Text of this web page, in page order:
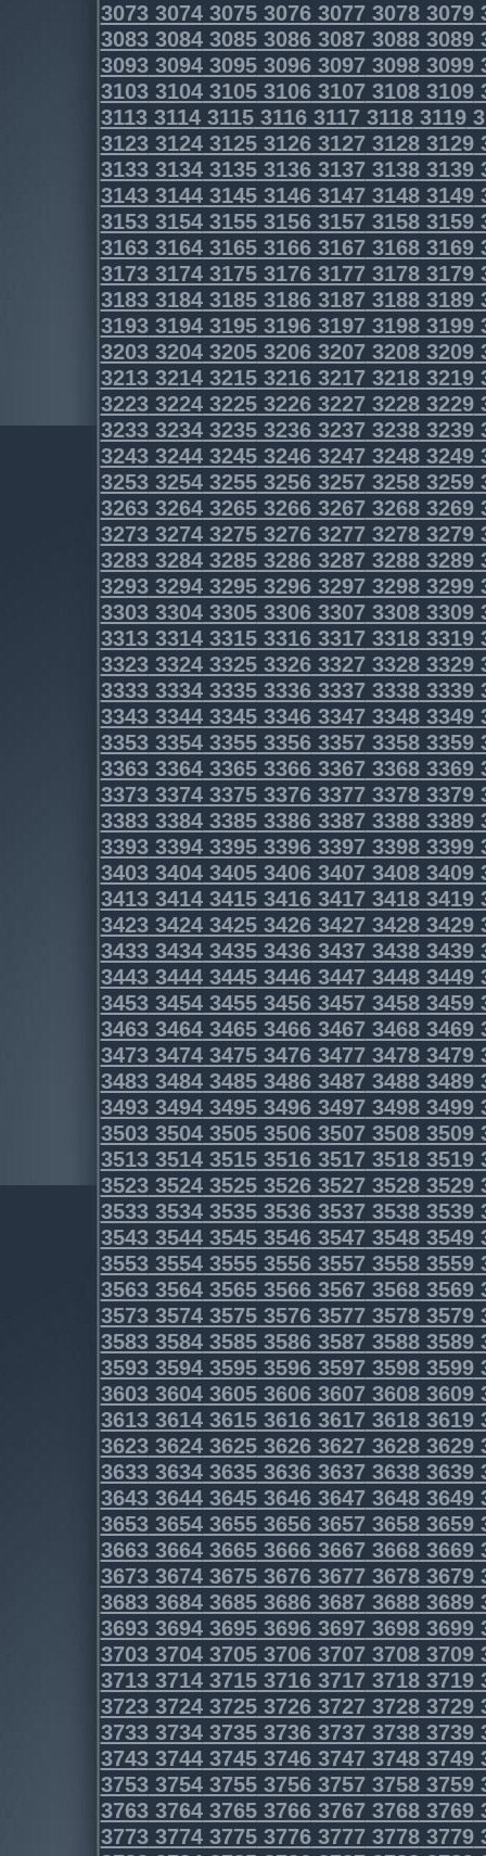
3073307430753076307730783079
3083308430853086308730883089
3093309430953096309730983099
3103310431053106310731083109
3113311431153116311731183119
3123312431253126312731283129
3133313431353136313731383139
3143314431453146314731483149
3153315431553156315731583159
3163316431653166316731683169
3173317431753176317731783179
3183318431853186318731883189
3193319431953196319731983199
3203320432053206320732083209
3213321432153216321732183219
3223322432253226322732283229
3233323432353236323732383239
3243324432453246324732483249
3253325432553256325732583259
3263326432653266326732683269
3273327432753276327732783279
3283328432853286328732883289
3293329432953296329732983299
3303330433053306330733083309
3313331433153316331733183319
3323332433253326332733283329
3333333433353336333733383339
3343334433453346334733483349
3353335433553356335733583359
3363336433653366336733683369
3373337433753376337733783379
3383338433853386338733883389
3393339433953396339733983399
3403340434053406340734083409
3413341434153416341734183419
3423342434253426342734283429
3433343434353436343734383439
3443344434453446344734483449
3453345434553456345734583459
3463346434653466346734683469
3473347434753476347734783479
3483348434853486348734883489
3493349434953496349734983499
3503350435053506350735083509
3513351435153516351735183519
3523352435253526352735283529
3533353435353536353735383539
3543354435453546354735483549
3553355435553556355735583559
3563356435653566356735683569
3573357435753576357735783579
3583358435853586358735883589
3593359435953596359735983599
3603360436053606360736083609
3613361436153616361736183619
3623362436253626362736283629
3633363436353636363736383639
3643364436453646364736483649
3653365436553656365736583659
3663366436653666366736683669
3673367436753676367736783679
3683368436853686368736883689
3693369436953696369736983699
3703370437053706370737083709
3713371437153716371737183719
3723372437253726372737283729
3733373437353736373737383739
3743374437453746374737483749
3753375437553756375737583759
3763376437653766376737683769
3773377437753776377737783779